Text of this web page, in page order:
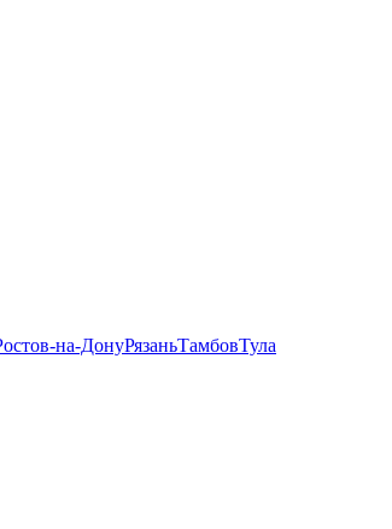
на-ДонуРязаньТамбовТула